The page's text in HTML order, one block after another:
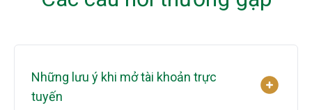
Những lưu ý khi mở tài khoản trực
tuyến